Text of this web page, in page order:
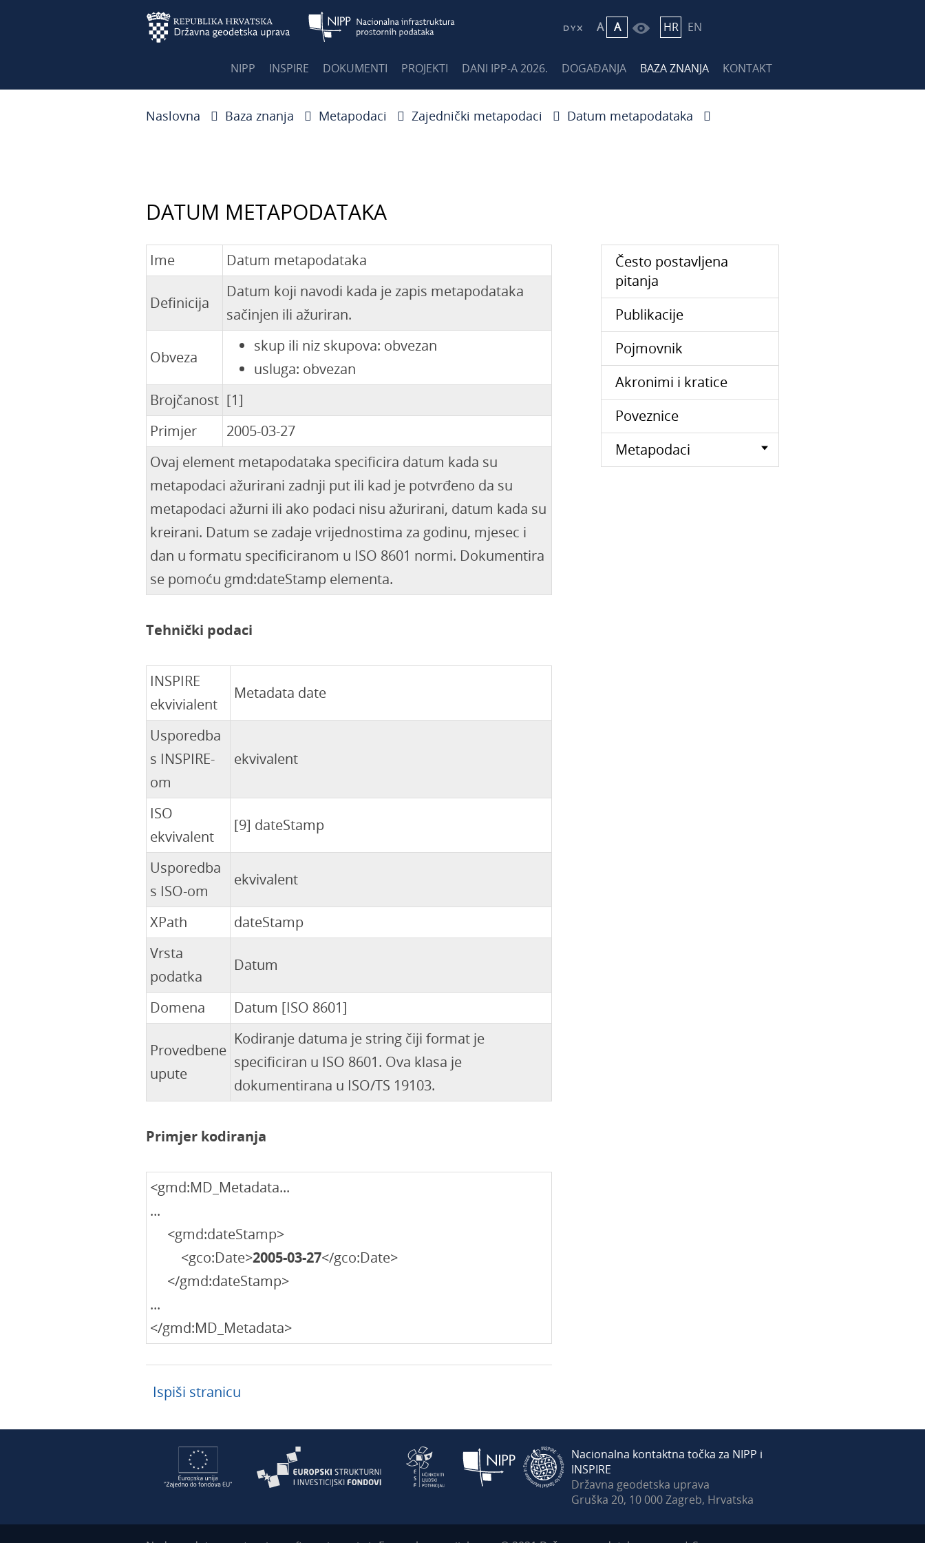
A A HR EN
NIPP INSPIRE DOKUMENTI PROJEKTI DANI IPP-A 2026. DOGAĐANJA BAZA ZNANJA KONTAKT
Naslovna Baza znanja Metapodaci Zajednički metapodaci Datum metapodataka
DATUM METAPODATAKA
Ime Datum metapodataka
Definicija
Datum koji navodi kada je zapis metapodataka
sačinjen ili ažuriran.
Obveza
skup ili niz skupova: obvezan
usluga: obvezan
Brojčanost [1]
Primjer
2005-03-27
Ovaj element metapodataka specificira datum kada su
metapodaci ažurirani zadnji put ili kad je potvrđeno da su
metapodaci ažurni ili ako podaci nisu ažurirani, datum kada su
kreirani. Datum se zadaje vrijednostima za godinu, mjesec i
dan u formatu specificiranom u ISO 8601 normi. Dokumentira
se pomoću gmd:dateStamp elementa.
Tehnički podaci
INSPIRE
ekvivialent
Metadata date
Usporedba
s INSPIRE-
om
ekvivalent
ISO
ekvivalent
[9] dateStamp
Usporedba
s ISO-om
ekvivalent
XPath
dateStamp
Vrsta
podatka
Datum
Domena Datum [ISO 8601]
Provedbene
upute
Kodiranje datuma je string čiji format je
specificiran u ISO 8601. Ova klasa je
dokumentirana u ISO/TS 19103.
Primjer kodiranja
<gmd:MD_Metadata...
...
<gmd:dateStamp>
<gco:Date>2005-03-27</gco:Date>
</gmd:dateStamp>
...
</gmd:MD_Metadata>
Ispiši stranicu
Često postavljena
pitanja
Publikacije
Pojmovnik
Akronimi i kratice
Poveznice
Metapodaci
Nacionalna kontaktna točka za NIPP i
INSPIRE
Državna geodetska uprava
Gruška 20, 10 000 Zagreb, Hrvatska